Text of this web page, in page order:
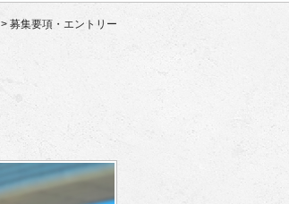
> 募集要項・エントリー